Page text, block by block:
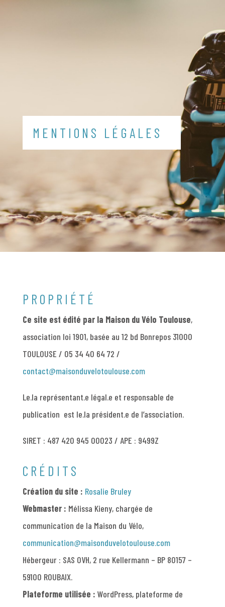
MENTIONS LÉGALES
PROPRIÉTÉ
Ce site est édité par la Maison du Vélo Toulouse,
association loi 1901, basée au 12 bd Bonrepos 31000
TOULOUSE / 05 34 40 64 72 /
contact@maisonduvelotoulouse.com
Le.la représentant.e légal.e et responsable de
publication est le.la président.e de l’association.
SIRET : 487 420 945 00023 / APE : 9499Z
CRÉDITS
Création du site : Rosalie Bruley
Webmaster : Mélissa Kieny, chargée de
communication de la Maison du Vélo,
communication@maisonduvelotoulouse.com
Hébergeur : SAS OVH, 2 rue Kellermann – BP 80157 –
59100 ROUBAIX.
Plateforme utilisée : WordPress, plateforme de